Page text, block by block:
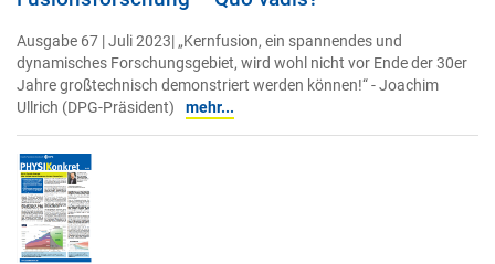
Ausgabe 67 | Juli 2023| „Kernfusion, ein spannendes und
dynamisches Forschungsgebiet, wird wohl nicht vor Ende der 30er
Jahre großtechnisch demonstriert werden können!“ - Joachim
Ullrich (DPG-Präsident)
mehr...